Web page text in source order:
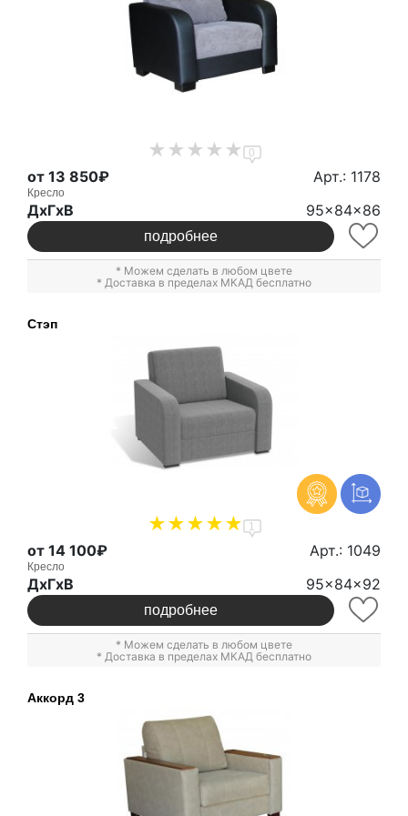
0
от 13 850₽ Арт.: 1178
Кресло
ДxГxВ 95x84x86
подробнее
* Можем сделать в любом цвете
* Доставка в пределах МКАД бесплатно
Стэп
1
от 14 100₽ Арт.: 1049
Кресло
ДxГxВ 95x84x92
подробнее
* Можем сделать в любом цвете
* Доставка в пределах МКАД бесплатно
Аккорд 3